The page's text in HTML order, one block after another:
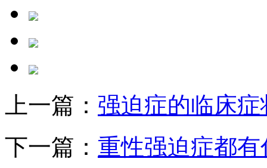
上一篇： 强迫症的临床症
下一篇： 重性强迫症都